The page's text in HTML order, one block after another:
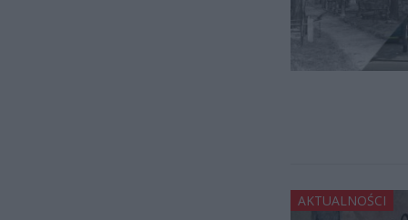
AKTUALNOŚCI